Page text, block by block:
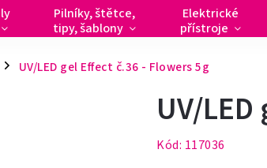
Pilníky, štětce,
tipy, šablony
Elektrické
přístroje
/ UV/LED gel Effect č.36 - Flowers 5g
UV/
Kód: 117036